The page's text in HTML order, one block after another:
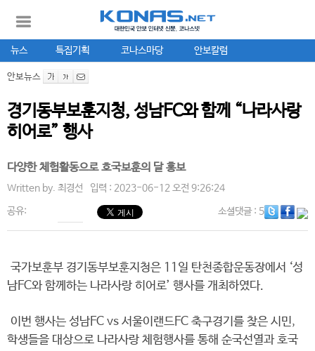
뉴스 특집기획 코나스마당 안보칼럼
안보뉴스
경기동부보훈지청, 성남FC와 함께 “나라사랑
히어로” 행사
다양한 체험활동으로 호국보훈의 달 홍보
Written by. 최경선 입력 : 2023-06-12 오전 9:26:24
공유: 소셜댓글: 5
국가보훈부 경기동부보훈지청은 11일 탄천종합운동장에서 ‘성
남FC와 함께하는 나라사랑 히어로’ 행사를 개최하였다.
이번 행사는 성남FC vs 서울이랜드FC 축구경기를 찾은 시민,
학생들을 대상으로 나라사랑 체험행사를 통해 순국선열과 호국